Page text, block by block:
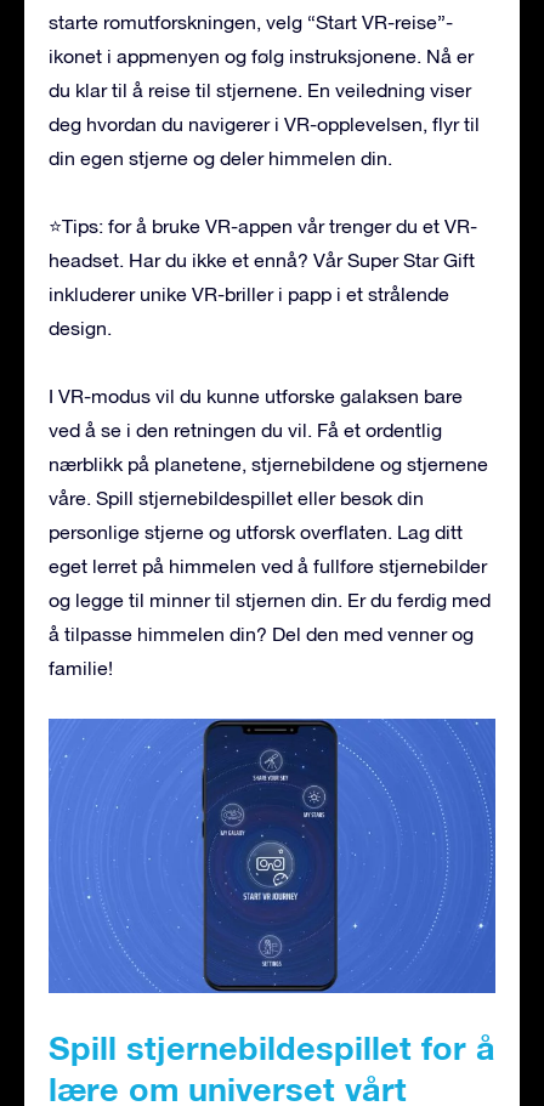
starte romutforskningen, velg “Start VR-reise”-
ikonet i appmenyen og følg instruksjonene. Nå er
du klar til å reise til stjernene. En veiledning viser
deg hvordan du navigerer i VR-opplevelsen, flyr til
din egen stjerne og deler himmelen din.
⭐Tips: for å bruke VR-appen vår trenger du et VR-
headset. Har du ikke et ennå? Vår Super Star Gift
inkluderer unike VR-briller i papp i et strålende
design.
I VR-modus vil du kunne utforske galaksen bare
ved å se i den retningen du vil. Få et ordentlig
nærblikk på planetene, stjernebildene og stjernene
våre. Spill stjernebildespillet eller besøk din
personlige stjerne og utforsk overflaten. Lag ditt
eget lerret på himmelen ved å fullføre stjernebilder
og legge til minner til stjernen din. Er du ferdig med
å tilpasse himmelen din? Del den med venner og
familie!
Spill stjernebildespillet for å
lære om universet vårt